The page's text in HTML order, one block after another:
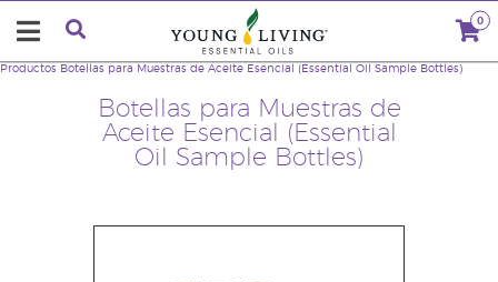
0
Botellas para Muestras de
Aceite Esencial (Essential
Oil Sample Bottles)
Productos Botellas para Muestras de Aceite Esencial (Essential Oil Sample Bottles)